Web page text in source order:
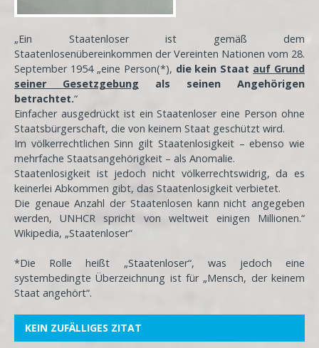
„Ein Staatenloser ist gemäß dem
Staatenlosenübereinkommen der Vereinten Nationen vom 28.
September 1954 „eine Person(*), die kein Staat auf Grund
seiner Gesetzgebung als seinen Angehörigen
betrachtet.“
Einfacher ausgedrückt ist ein Staatenloser eine Person ohne
Staatsbürgerschaft, die von keinem Staat geschützt wird.
Im völkerrechtlichen Sinn gilt Staatenlosigkeit – ebenso wie
mehrfache Staatsangehörigkeit – als Anomalie.
Staatenlosigkeit ist jedoch nicht völkerrechtswidrig, da es
keinerlei Abkommen gibt, das Staatenlosigkeit verbietet.
Die genaue Anzahl der Staatenlosen kann nicht angegeben
werden, UNHCR spricht von weltweit einigen Millionen.“
Wikipedia, „Staatenloser“
*Die Rolle heißt „Staatenloser“, was jedoch eine
systembedingte Überzeichnung ist für „Mensch, der keinem
Staat angehört“.
KEIN ZUFÄLLIGES ZITAT